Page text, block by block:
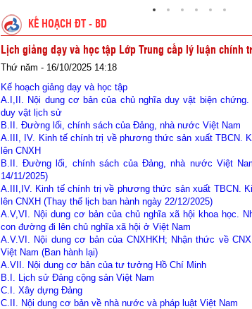
KẾ HOẠCH ĐT - BD
Lịch giảng dạy và học tập Lớp Trung cấp lý luận chính
Thứ năm - 16/10/2025 14:18
Kế hoạch giảng dạy và học tập
A.I,II. Nội dung cơ bản của chủ nghĩa duy vật biện
duy vật lịch sử
B.II. Đường lối, chính sách của Đảng, nhà nước Việt Nam
A.III, IV. Kinh tế chính trị về phương thức sản xuất TBCN.
lên CNXH
B.II. Đường lối, chính sách của Đảng, nhà nước Việt
14/11/2025)
A.III,IV. Kinh tế chính trị về phương thức sản xuất TBCN.
lên CNXH (Thay thế lịch ban hành ngày 22/12/2025)
A.V,VI. Nội dung cơ bản của chủ nghĩa xã hội khoa học.
con đường đi lên chủ nghĩa xã hội ở Việt Nam
A.V.VI. Nội dung cơ bản của CNXHKH; Nhận thức về
Việt Nam (Ban hành lại)
A.VII. Nội dung cơ bản của tư tưởng Hồ Chí Minh
B.I. Lịch sử Đảng cộng sản Việt Nam
C.I. Xây dựng Đảng
C.II. Nội dung cơ bản về nhà nước và pháp luật Việt Nam